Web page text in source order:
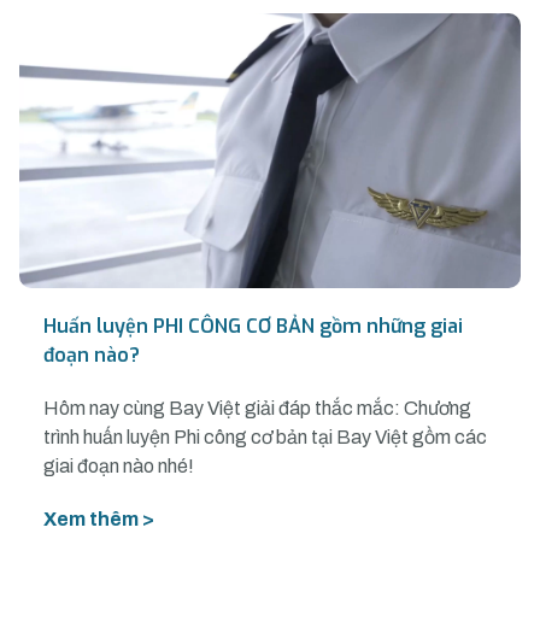
Huấn luyện PHI CÔNG CƠ BẢN gồm những giai
đoạn nào?
Hôm nay cùng Bay Việt giải đáp thắc mắc: Chương
trình huấn luyện Phi công cơ bản tại Bay Việt gồm các
giai đoạn nào nhé!
Xem thêm >